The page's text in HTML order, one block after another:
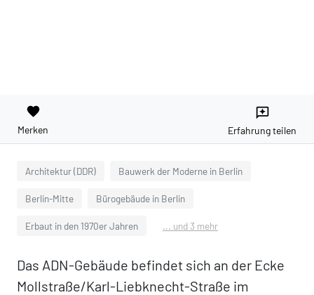
favorite
Merken
reviews
Erfahrung teilen
Architektur (DDR) Bauwerk der Moderne in Berlin
Berlin-Mitte Bürogebäude in Berlin
Erbaut in den 1970er Jahren ... und 3 mehr
Das ADN-Gebäude befindet sich an der Ecke
Mollstraße/Karl-Liebknecht-Straße im